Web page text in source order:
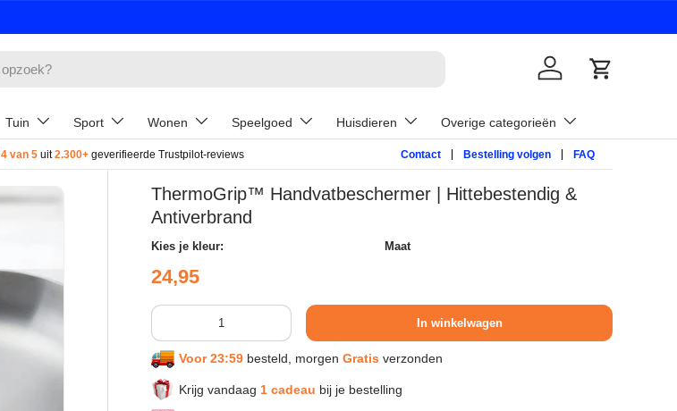
InloggenWinkelwagen
Tuin Sport Wonen Speelgoed Huisdieren Overige categorieën
4 van 5 uit2.300+ geverifieerde Trustpilot-reviews Contact Bestelling volgen FAQ
ThermoGrip™ Handvatbeschermer | Hittebestendig &
Antiverbrand
Kies je kleur: Maat
Reguliere prijs
24,95
Aantal
In winkelwagen
Voor 23:59 besteld, morgen Gratis verzonden
Krijg vandaag 1 cadeau bij je bestelling